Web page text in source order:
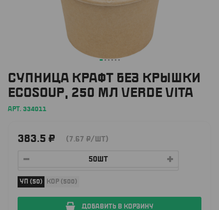
СУПНИЦА КРАФТ БЕЗ КРЫШКИ
ECOSOUP, 250 МЛ VERDE VITA
АРТ. 334011
383.5 ₽ (7.67 ₽/ШТ)
УП (50) КОР (500)
ДОБАВИТЬ В КОРЗИНУ